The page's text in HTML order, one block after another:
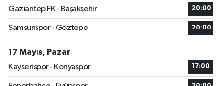
Gaziantep FK - Başakşehir 20:00
Samsunspor - Göztepe 20:00
17 Mayıs, Pazar
Kayserispor - Konyaspor
17:00